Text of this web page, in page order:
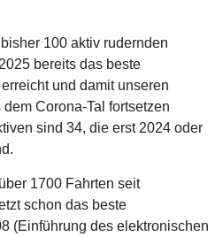
100 aktiv rudernden
bereits das beste
und damit unseren
Corona-Tal fortsetzen
sind 34, die erst 2024 oder
1700 Fahrten seit
schon das beste
(Einführung des elektronischen